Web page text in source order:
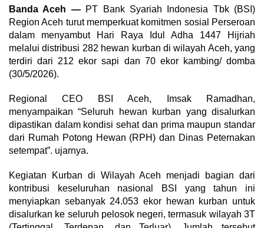
Banda Aceh —PT Bank Syariah Indonesia Tbk (BSI)
Region Aceh turut memperkuat komitmen sosial Perseroan
dalam menyambut Hari Raya Idul Adha 1447 Hijriah
melalui distribusi 282 hewan kurban di wilayah Aceh, yang
terdiri dari 212 ekor sapi dan 70 ekor kambing/ domba
(30/5/2026).
Regional CEO BSI Aceh, Imsak Ramadhan,
menyampaikan “Seluruh hewan kurban yang disalurkan
dipastikan dalam kondisi sehat dan prima maupun standar
dari Rumah Potong Hewan (RPH) dan Dinas Peternakan
setempat”. ujarnya.
Kegiatan Kurban di Wilayah Aceh menjadi bagian dari
kontribusi keseluruhan nasional BSI yang tahun ini
menyiapkan sebanyak 24.053 ekor hewan kurban untuk
disalurkan ke seluruh pelosok negeri, termasuk wilayah 3T